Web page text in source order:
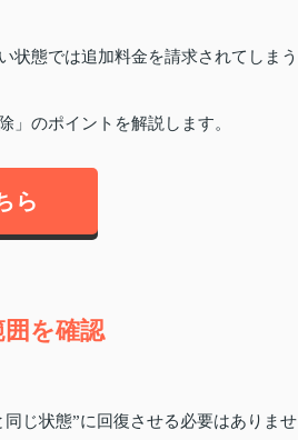
状態では追加料金を請求されてしまう
」のポイントを解説します。
ら
を確認
じ状態”に回復させる必要はありませ